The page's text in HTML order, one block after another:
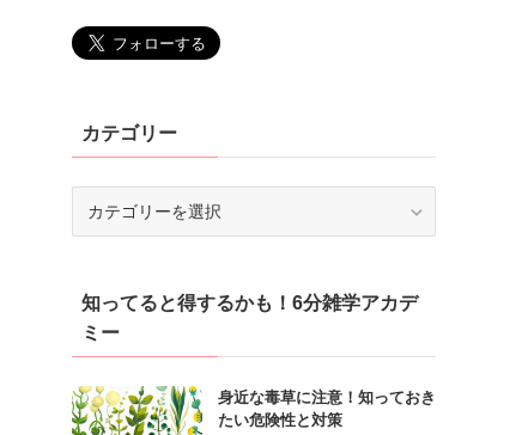
カテゴリー
ー知ってると得するかも！6分雑学アカデ
ミー
身近な毒草に注意！知っておき
たい危険性と対策